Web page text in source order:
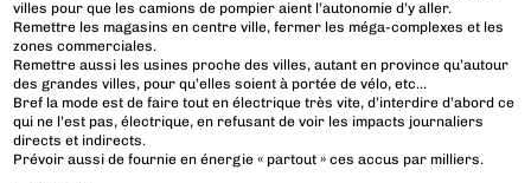
villes pour que les camions de pompier aient l’autonomie d’y aller.
Remettre les magasins en centre ville, fermer les méga-complexes et les
zones commerciales.
Remettre aussi les usines proche des villes, autant en province qu’autour
des grandes villes, pour qu’elles soient à portée de vélo, etc…
Bref la mode est de faire tout en électrique très vite, d’interdire d’abord ce
qui ne l’est pas, électrique, en refusant de voir les impacts journaliers
directs et indirects.
Prévoir aussi de fournie en énergie « partout » ces accus par milliers.